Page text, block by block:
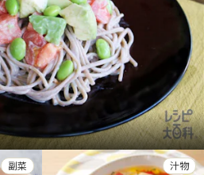
トマト
とうもろこし
が ゴーヤ
副菜 汁物